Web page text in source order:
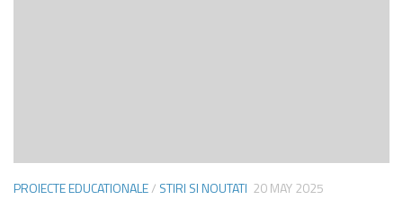
PROIECTE EDUCATIONALE/ STIRI SI NOUTATI 20 MAY 2025